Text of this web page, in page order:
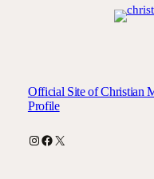
Official Site of Christian
Profile
Instagram
Facebook
X